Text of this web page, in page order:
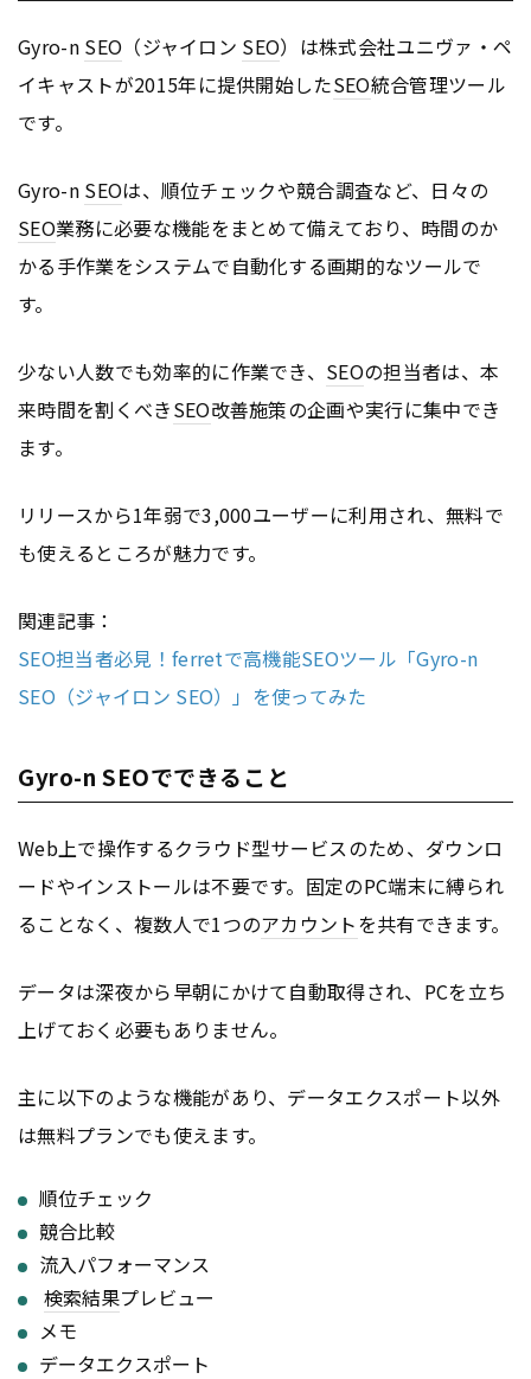
Gyro-n SEO （ジャイロン SEO）は株式会社ユニヴァ・ペ
イキャストが2015年に提供開始したSEO統合管理ツール
です。
Gyro-n SEOは、順位チェックや競合調査など、日々の
SEO業務に必要な機能をまとめて備えており、時間のか
かる手作業をシステムで自動化する画期的なツールで
す。
少ない人数でも効率的に作業でき、 SEOの担当者は、本
来時間を割くべきSEO改善施策の企画や実行に集中でき
ます。
リリースから1年弱で3,000ユーザーに利用され、無料で
も使えるところが魅力です。
関連記事：
SEO担当者必見！ferretで高機能SEOツール「Gyro-n
SEO（ジャイロン SEO）」を使ってみた
Gyro-n SEOでできること
Web上で操作するクラウド型サービスのため、ダウンロ
ードやインストールは不要です。固定のPC端末に縛られ
ることなく、複数人で1つのアカウントを共有できます。
データは深夜から早朝にかけて自動取得され、PCを立ち
上げておく必要もありません。
主に以下のような機能があり、データエクスポート以外
は無料プランでも使えます。
順位チェック
競合比較
流入パフォーマンス
検索結果プレビュー
メモ
データエクスポート